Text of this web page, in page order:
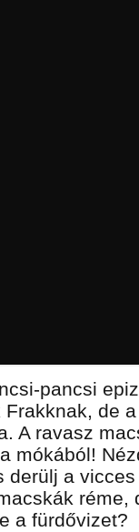
pancsi
de
A ravasz
mókából!
derülj a
réme,
a fürdővizet?